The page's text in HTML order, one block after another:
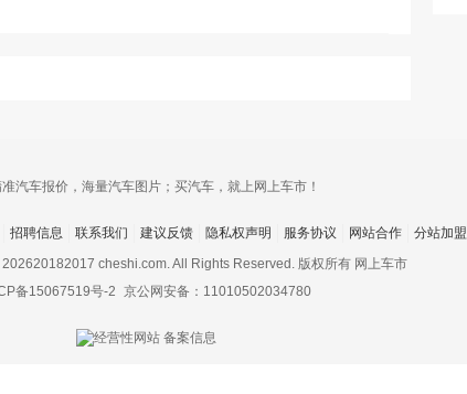
招聘信息 联系我们 建议反馈 隐私权声明 服务协议 网站合作
分站加盟
202620182017 cheshi.com. All Rights Reserved. 版权所有 网上车市
备15067519号-2 京公网安备：11010502034780